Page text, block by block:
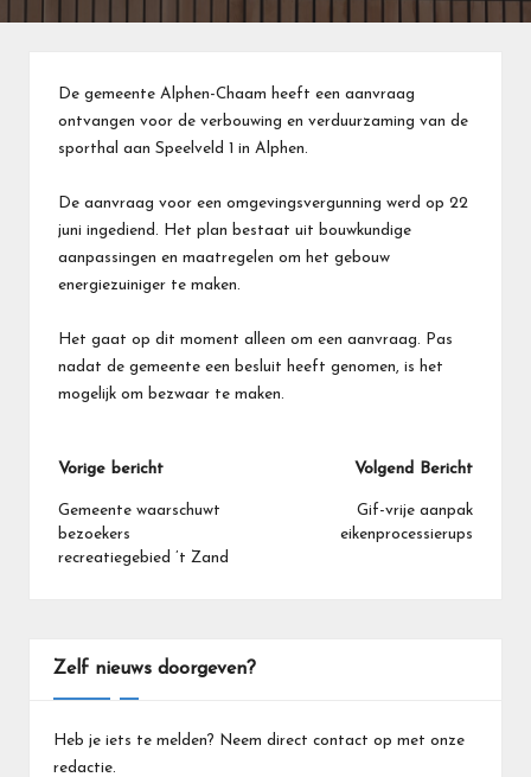
De gemeente Alphen-Chaam heeft een aanvraag
ontvangen voor de verbouwing en verduurzaming van de
sporthal aan Speelveld 1 in Alphen.
De aanvraag voor een omgevingsvergunning werd op 22
juni ingediend. Het plan bestaat uit bouwkundige
aanpassingen en maatregelen om het gebouw
energiezuiniger te maken.
Het gaat op dit moment alleen om een aanvraag. Pas
nadat de gemeente een besluit heeft genomen, is het
mogelijk om bezwaar te maken.
Bericht
navigatie
Vorige bericht
Gemeente waarschuwt
bezoekers
recreatiegebied ’t Zand
Volgend Bericht
Gif-vrije aanpak
eikenprocessierups
Zelf nieuws doorgeven?
Heb je iets te melden? Neem direct contact op met onze
redactie.